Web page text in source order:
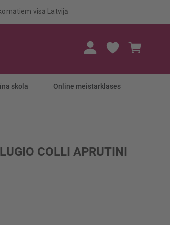
visā Latvijā
skola Online meistarklases
COLLI APRUTINI